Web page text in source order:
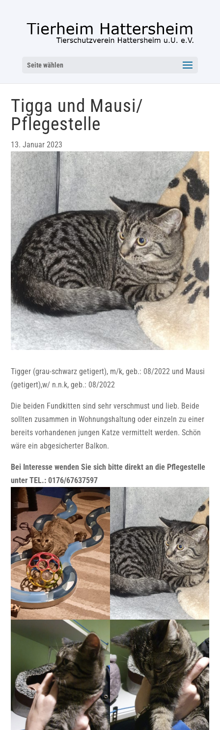
Seite wählen
Tigga und Mausi/
Pflegestelle
13. Januar 2023
Tigger (grau-schwarz getigert), m/k, geb.: 08/2022 und Mausi
(getigert),w/ n.n.k, geb.: 08/2022
Die beiden Fundkitten sind sehr verschmust und lieb. Beide
sollten zusammen in Wohnungshaltung oder einzeln zu einer
bereits vorhandenen jungen Katze vermittelt werden. Schön
wäre ein abgesicherter Balkon.
Bei Interesse wenden Sie sich bitte direkt an die Pflegestelle
unter TEL.: 0176/67637597